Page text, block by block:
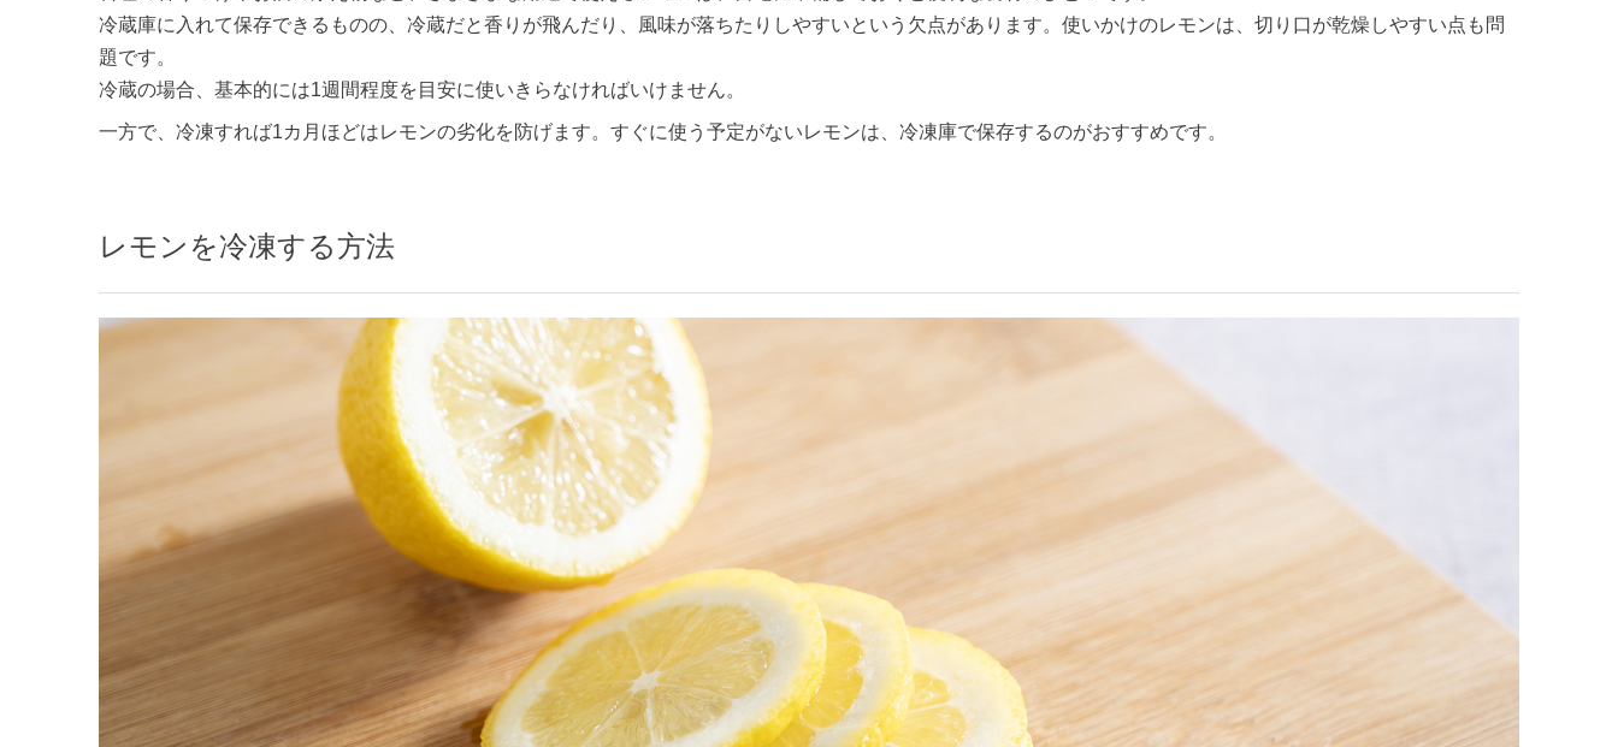
冷蔵庫に入れて保存できるものの、冷蔵だと香りが飛んだり、風味が落ちたりしやすいという欠点があります。使いかけのレモンは、切り口が乾燥しやすい点も問
題です。
冷蔵の場合、基本的には1週間程度を目安に使いきらなければいけません。
一方で、冷凍すれば1カ月ほどはレモンの劣化を防げます。すぐに使う予定がないレモンは、冷凍庫で保存するのがおすすめです。
レモンを冷凍する方法